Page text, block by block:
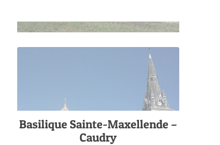
Basilique Sainte-Maxellende –
Caudry